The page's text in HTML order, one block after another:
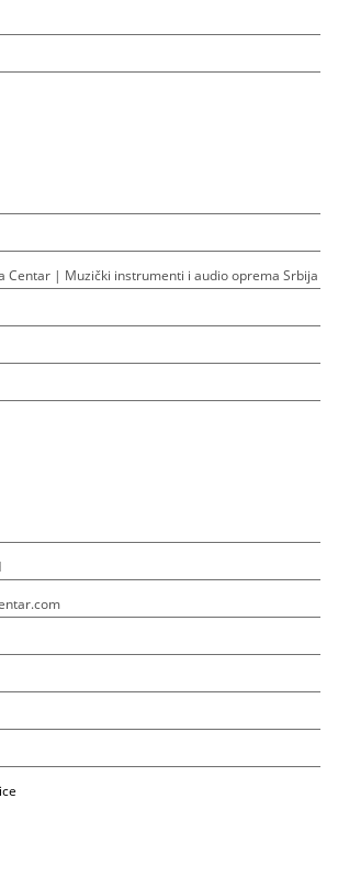
Centar | Muzički instrumenti i audio oprema Srbija